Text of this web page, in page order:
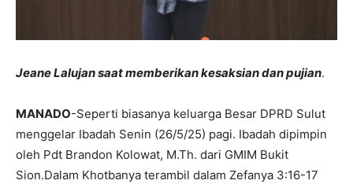
Jeane Lalujan saat memberikan kesaksian dan pujian.
MANADO-Seperti biasanya keluarga Besar DPRD Sulut
menggelar Ibadah Senin (26/5/25) pagi. Ibadah dipimpin
oleh Pdt Brandon Kolowat, M.Th. dari GMIM Bukit
Sion.Dalam Khotbanya terambil dalam Zefanya 3:16-17